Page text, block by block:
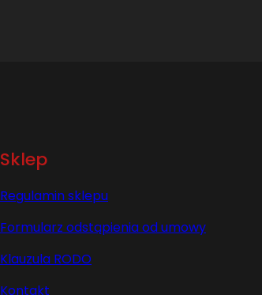
Sklep
Regulamin sklepu
Formularz odstąpienia od umowy
Klauzula RODO
Kontakt